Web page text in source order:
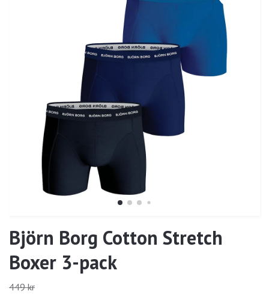
Björn Borg Cotton Stretch
Boxer 3-pack
449 kr